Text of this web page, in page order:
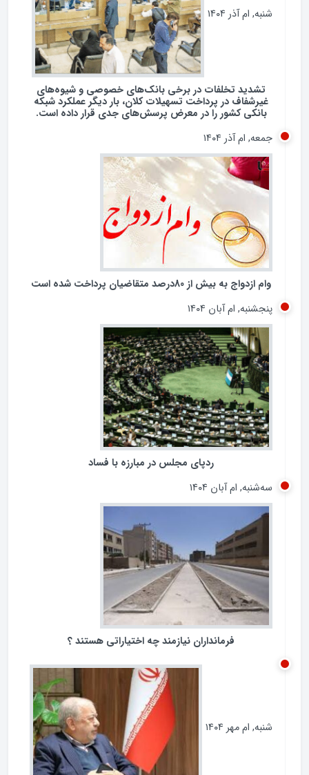
شنبه, ام آذر ۱۴۰۴
تشدید تخلفات در برخی بانک‌های خصوصی و شیوه‌های
غیرشفاف در پرداخت تسهیلات کلان، بار دیگر عملکرد شبکه
بانکی کشور را در معرض پرسش‌های جدی قرار داده است.
جمعه, ام آذر ۱۴۰۴
وام ازدواج به بیش از 80درصد متقاضیان پرداخت شده است
پنجشنبه, ام آبان ۱۴۰۴
ردپای مجلس در مبارزه با فساد
سه‌شنبه, ام آبان ۱۴۰۴
فرمانداران نیازمند چه اختیاراتی هستند ؟
شنبه, ام مهر ۱۴۰۴